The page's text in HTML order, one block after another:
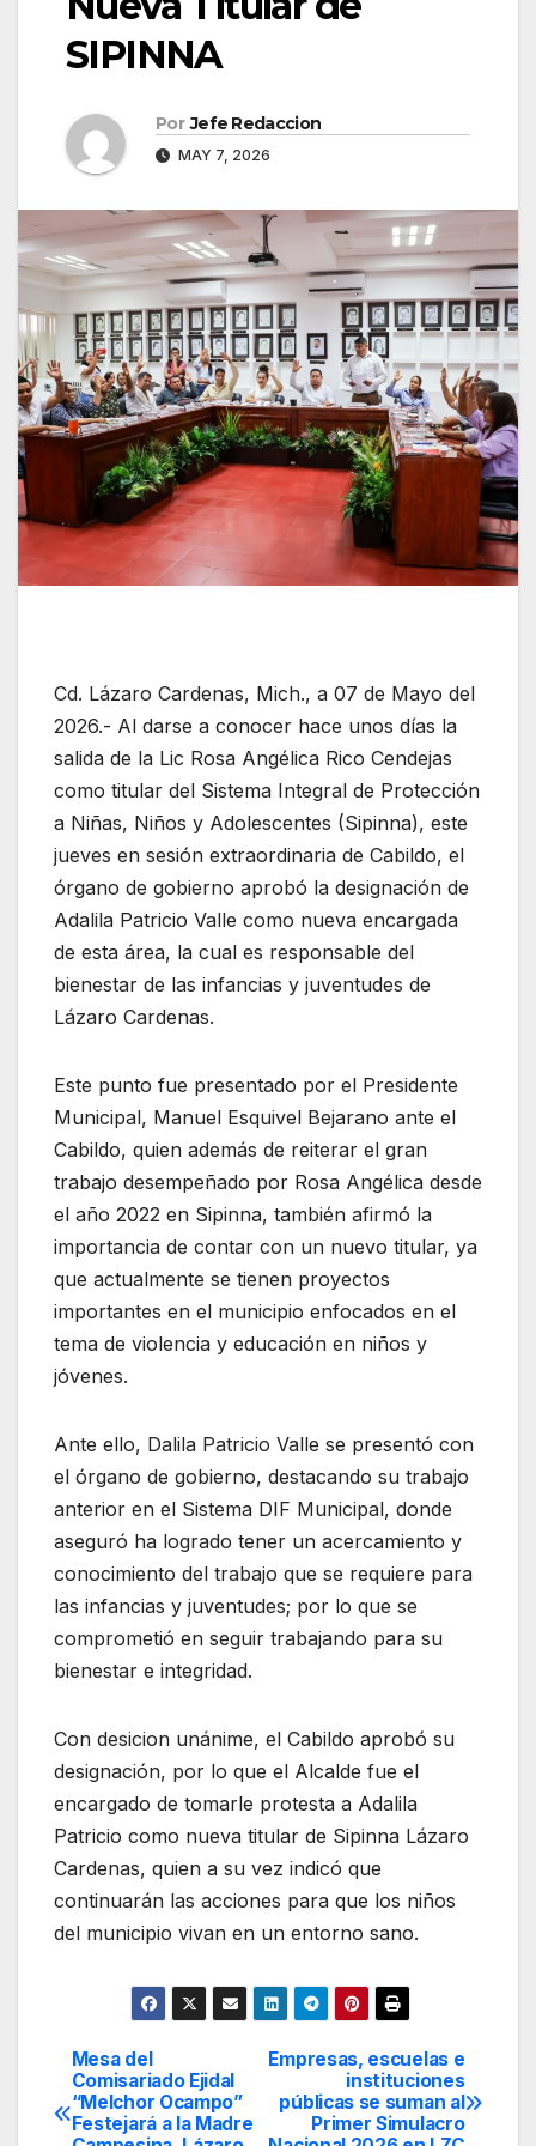
SIPINNA
Por Jefe Redaccion
MAY 7, 2026
Cd. Lázaro Cardenas, Mich., a 07 de Mayo del
2026.- Al darse a conocer hace unos días la
salida de la Lic Rosa Angélica Rico Cendejas
como titular del Sistema Integral de Protección
a Niñas, Niños y Adolescentes (Sipinna), este
jueves en sesión extraordinaria de Cabildo, el
órgano de gobierno aprobó la designación de
Adalila Patricio Valle como nueva encargada
de esta área, la cual es responsable del
bienestar de las infancias y juventudes de
Lázaro Cardenas.
Este punto fue presentado por el Presidente
Municipal, Manuel Esquivel Bejarano ante el
Cabildo, quien además de reiterar el gran
trabajo desempeñado por Rosa Angélica desde
el año 2022 en Sipinna, también afirmó la
importancia de contar con un nuevo titular, ya
que actualmente se tienen proyectos
importantes en el municipio enfocados en el
tema de violencia y educación en niños y
jóvenes.
Ante ello, Dalila Patricio Valle se presentó con
el órgano de gobierno, destacando su trabajo
anterior en el Sistema DIF Municipal, donde
aseguró ha logrado tener un acercamiento y
conocimiento del trabajo que se requiere para
las infancias y juventudes; por lo que se
comprometió en seguir trabajando para su
bienestar e integridad.
Con desicion unánime, el Cabildo aprobó su
designación, por lo que el Alcalde fue el
encargado de tomarle protesta a Adalila
Patricio como nueva titular de Sipinna Lázaro
Cardenas, quien a su vez indicó que
continuarán las acciones para que los niños
del municipio vivan en un entorno sano.
Navegación
de
Empresas, escuelas e
instituciones
públicas se suman al
Primer Simulacro
Mesa del
Comisariado Ejidal
“Melchor Ocampo”
Festejará a la Madre